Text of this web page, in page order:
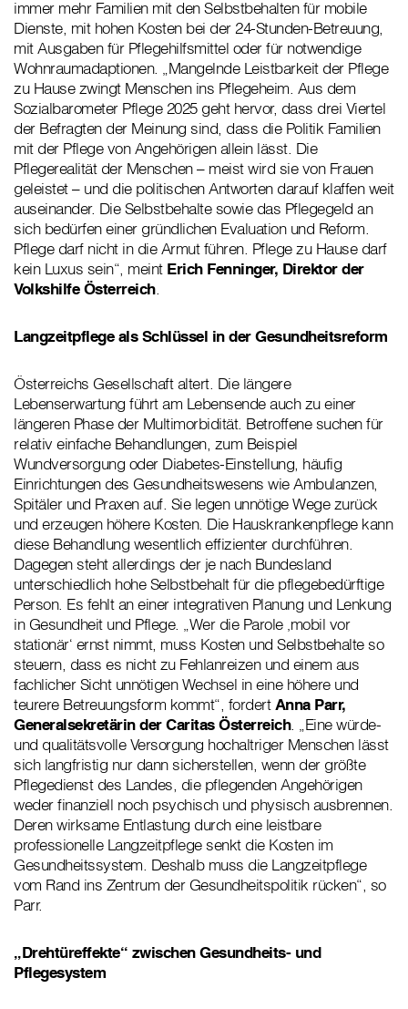
immer mehr Familien mit den Selbstbehalten für mobile
Dienste, mit hohen Kosten bei der 24-Stunden-Betreuung,
mit Ausgaben für Pflegehilfsmittel oder für notwendige
Wohnraumadaptionen. „Mangelnde Leistbarkeit der Pflege
zu Hause zwingt Menschen ins Pflegeheim. Aus dem
Sozialbarometer Pflege 2025 geht hervor, dass drei Viertel
der Befragten der Meinung sind, dass die Politik Familien
mit der Pflege von Angehörigen allein lässt. Die
Pflegerealität der Menschen – meist wird sie von Frauen
geleistet – und die politischen Antworten darauf klaffen weit
auseinander. Die Selbstbehalte sowie das Pflegegeld an
sich bedürfen einer gründlichen Evaluation und Reform.
Pflege darf nicht in die Armut führen. Pflege zu Hause darf
kein Luxus sein“, meint Erich Fenninger, Direktor der
Volkshilfe Österreich.
Langzeitpflege als Schlüssel in der Gesundheitsreform
Österreichs Gesellschaft altert. Die längere
Lebenserwartung führt am Lebensende auch zu einer
längeren Phase der Multimorbidität. Betroffene suchen für
relativ einfache Behandlungen, zum Beispiel
Wundversorgung oder Diabetes-Einstellung, häufig
Einrichtungen des Gesundheitswesens wie Ambulanzen,
Spitäler und Praxen auf. Sie legen unnötige Wege zurück
und erzeugen höhere Kosten. Die Hauskrankenpflege kann
diese Behandlung wesentlich effizienter durchführen.
Dagegen steht allerdings der je nach Bundesland
unterschiedlich hohe Selbstbehalt für die pflegebedürftige
Person. Es fehlt an einer integrativen Planung und Lenkung
in Gesundheit und Pflege. „Wer die Parole ‚mobil vor
stationär‘ ernst nimmt, muss Kosten und Selbstbehalte so
steuern, dass es nicht zu Fehlanreizen und einem aus
fachlicher Sicht unnötigen Wechsel in eine höhere und
teurere Betreuungsform kommt“, fordertAnna Parr,
Generalsekretärin der Caritas Österreich. „Eine würde-
und qualitätsvolle Versorgung hochaltriger Menschen lässt
sich langfristig nur dann sicherstellen, wenn der größte
Pflegedienst des Landes, die pflegenden Angehörigen
weder finanziell noch psychisch und physisch ausbrennen.
Deren wirksame Entlastung durch eine leistbare
professionelle Langzeitpflege senkt die Kosten im
Gesundheitssystem. Deshalb muss die Langzeitpflege
vom Rand ins Zentrum der Gesundheitspolitik rücken“, so
Parr.
„Drehtüreffekte“ zwischen Gesundheits- und
Pflegesystem